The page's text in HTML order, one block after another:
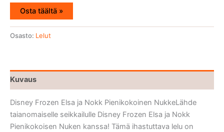
Osta täältä »
Osasto: Lelut
Kuvaus
Disney Frozen Elsa ja Nokk Pienikokoinen NukkeLähde
taianomaiselle seikkailulle Disney Frozen Elsa ja Nokk
Pienikokoisen Nuken kanssa! Tämä ihastuttava lelu on